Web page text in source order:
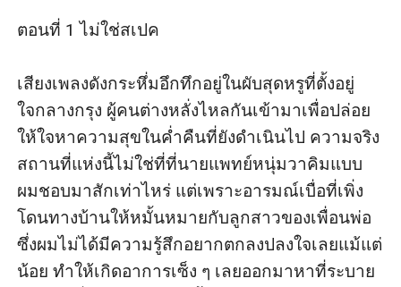
กลายเป็นหมกมุ่นแต่เรื่องเธอ
ตอนที่ 1 ไม่ใช่สเปค
เสียงเพลงดังกระหึ่มอึกทึกอยู่ในผับสุดหรูที่ตั้งอยู่
ใจกลางกรุง ผู้คนต่างหลั่งไหลกันเข้ามาเพื่อปล่อย
ให้ใจหาความสุขในค่ำคืนที่ยังดำเนินไป ความจริง
สถานที่แห่งนี้ไม่ใช่ที่ที่นายแพทย์หนุ่มวาคิมแบบ
ผมชอบมาสักเท่าไหร่ แต่เพราะอารมณ์เบื่อที่เพิ่ง
โดนทางบ้านให้หมั้นหมายกับลูกสาวของเพื่อนพ่อ
ซึ่งผมไม่ได้มีความรู้สึกอยากตกลงปลงใจเลยแม้แต่
น้อย ทำให้เกิดอาการเซ็ง ๆ เลยออกมาหาที่ระบาย